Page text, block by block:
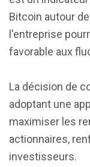
Bitcoin autour de
l'entreprise
favorable aux
La décision de
adoptant une
maximiser les
actionnaires,
investisseurs.